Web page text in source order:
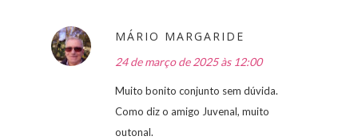
MÁRIO MARGARIDE
24 de março de 2025 às 12:00
Muito bonito conjunto sem dúvida.
Como diz o amigo Juvenal, muito
outonal.